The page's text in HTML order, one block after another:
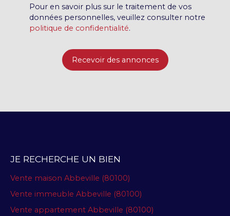
Pour en savoir plus sur le traitement de vos
données personnelles, veuillez consulter notre
politique de confidentialité.
Recevoir des annonces
JE RECHERCHE UN BIEN
Vente maison Abbeville (80100)
Vente immeuble Abbeville (80100)
Vente appartement Abbeville (80100)